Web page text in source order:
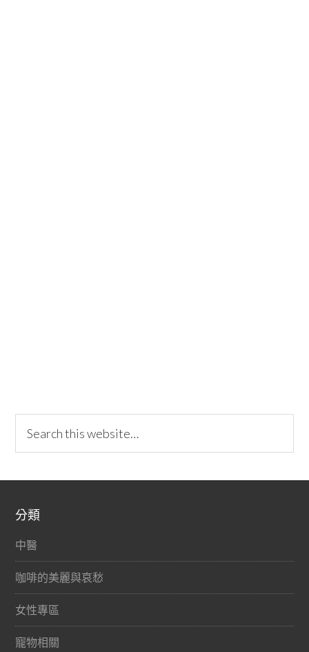
分類
中醫
咖啡的美麗與哀愁
女性專區
寵物相關